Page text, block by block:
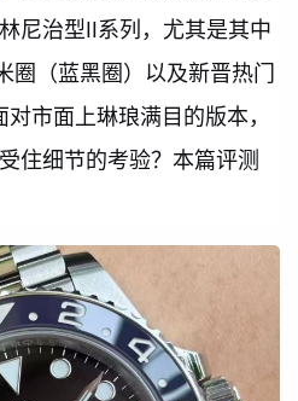
尼治型II系列，尤其是其中
圈（蓝黑圈）以及新晋热门
市面上琳琅满目的版本，
住细节的考验？本篇评测